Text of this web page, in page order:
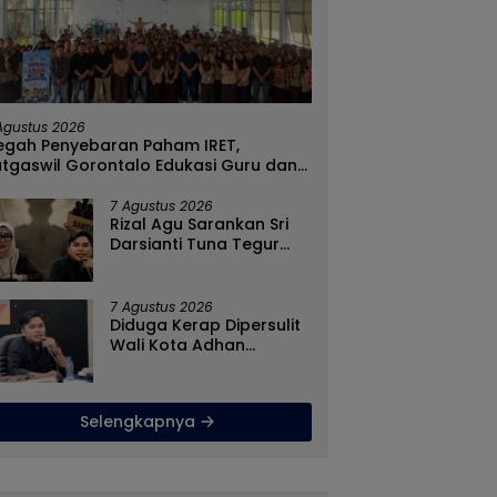
Gangguan
Selama
Gencarkan
Masker
Sinergi Pejabat
Administrator Warnai Forum
Perkuat Sistem Pelayanan
2026
Penyebaran Paham IRET,
Gorontalo Edukasi Guru dan
7 Agustus 2026
Rizal Agu Sarankan Sri
Darsianti Tuna Tegur
Dinas Kumperindag
Pemprov Gorontalo
7 Agustus 2026
Diduga Kerap Dipersulit
Wali Kota Adhan
Jarang Dapat Bantuan
Pemprov
Selengkapnya